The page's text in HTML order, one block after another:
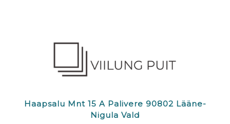
Haapsalu Mnt 15 A Palivere 90802 Lääne-
Nigula Vald